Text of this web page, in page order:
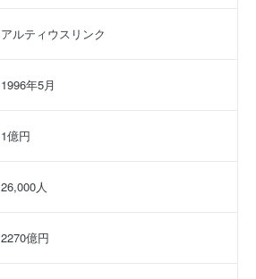
アルティウスリンク
1996年5月
1億円
26,000人
2270億円